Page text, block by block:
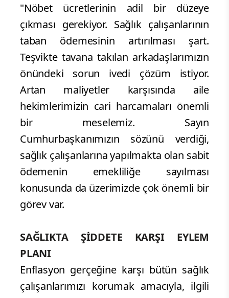
"Nöbet ücretlerinin adil bir düzeye
çıkması gerekiyor. Sağlık çalışanlarının
taban ödemesinin artırılması şart.
Teşvikte tavana takılan arkadaşlarımızın
önündeki sorun ivedi çözüm istiyor.
Artan maliyetler karşısında aile
hekimlerimizin cari harcamaları önemli
bir meselemiz. Sayın
Cumhurbaşkanımızın sözünü verdiği,
sağlık çalışanlarına yapılmakta olan sabit
ödemenin emekliliğe sayılması
konusunda da üzerimizde çok önemli bir
görev var.
SAĞLIKTA ŞİDDETE KARŞI EYLEM
PLANI
Enflasyon gerçeğine karşı bütün sağlık
çalışanlarımızı korumak amacıyla, ilgili